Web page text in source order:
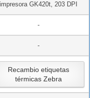
impresora GK420t, 203 DPI
-
-
Recambio etiquetas
térmicas Zebra